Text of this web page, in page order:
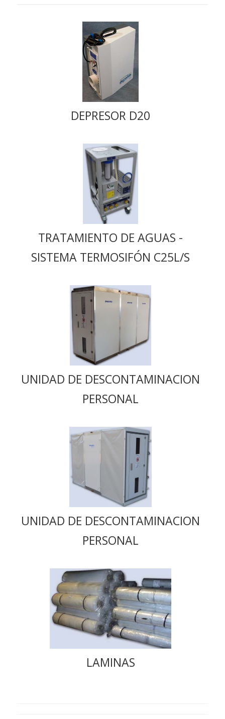
DEPRESOR D20
TRATAMIENTO DE AGUAS -
SISTEMA TERMOSIFÓN C25L/S
UNIDAD DE DESCONTAMINACION
PERSONAL
UNIDAD DE DESCONTAMINACION
PERSONAL
LAMINAS